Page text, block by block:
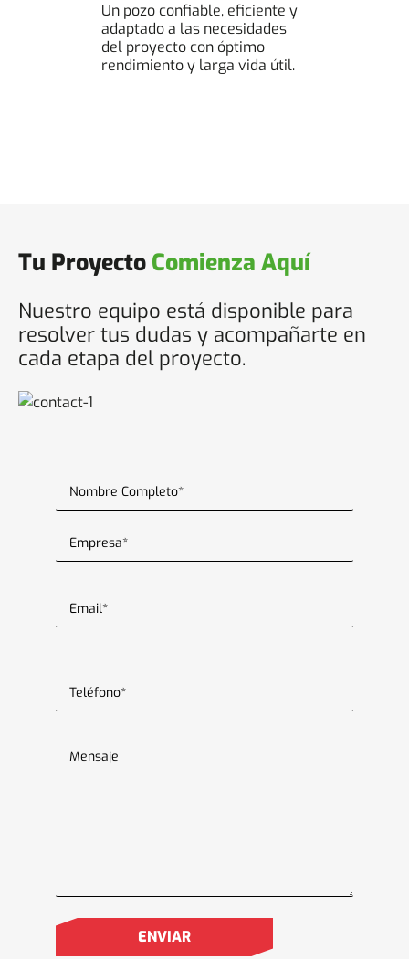
Un pozo confiable, eficiente y
adaptado a las necesidades
del proyecto con óptimo
rendimiento y larga vida útil.
Tu Proyecto Comienza Aquí
Nuestro equipo está disponible para
resolver tus dudas y acompañarte en
cada etapa del proyecto.